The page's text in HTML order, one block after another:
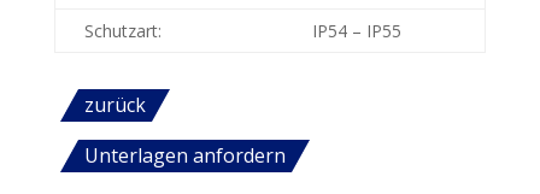
Schutzart:
IP54 – IP55
zurück
Unterlagen anfordern